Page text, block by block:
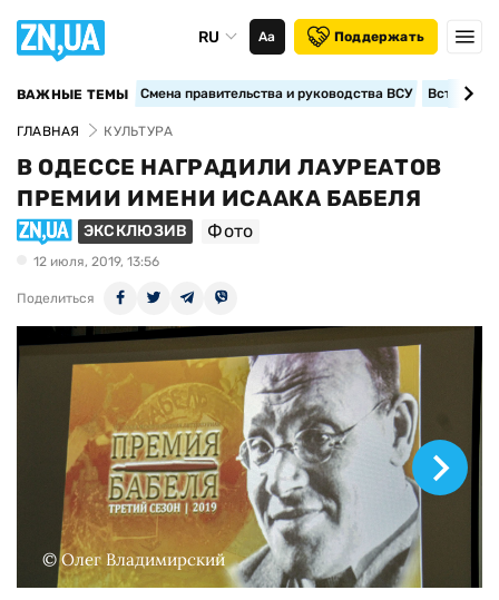
RU Аа Поддержать
ВАЖНЫЕ ТЕМЫ Смена правительства и руководства ВСУ
ГЛАВНАЯ КУЛЬТУРА
В ОДЕССЕ НАГРАДИЛИ ЛАУРЕАТОВ
ПРЕМИИ ИМЕНИ ИСААКА БАБЕЛЯ
ЭКСКЛЮЗИВ Фото
12 июля, 2019, 13:56
Поделиться
© Олег Владимирский